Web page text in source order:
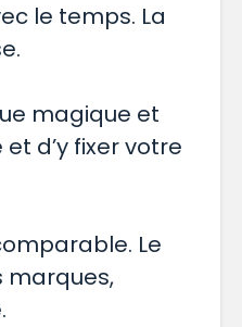
le temps. La
magique et
d’y fixer votre
Le
marques,